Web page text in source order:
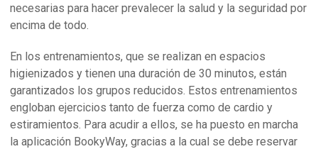
necesarias para hacer prevalecer la salud y la seguridad por
encima de todo.
En los entrenamientos, que se realizan en espacios
higienizados y tienen una duración de 30 minutos, están
garantizados los grupos reducidos. Estos entrenamientos
engloban ejercicios tanto de fuerza como de cardio y
estiramientos. Para acudir a ellos, se ha puesto en marcha
la aplicación BookyWay, gracias a la cual se debe reservar